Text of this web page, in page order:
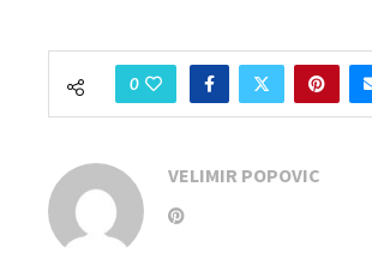
0
VELIMIR POPOVIC